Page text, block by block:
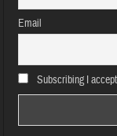
Email
Subscribing I